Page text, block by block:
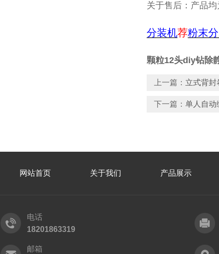
关于售后：产品
分装机荐粉末
颗粒12头diy钻除
上一篇： 立式背封
下一篇： 单人自动
网站首页 关于我们 产品展示
电话
18201863319
邮箱